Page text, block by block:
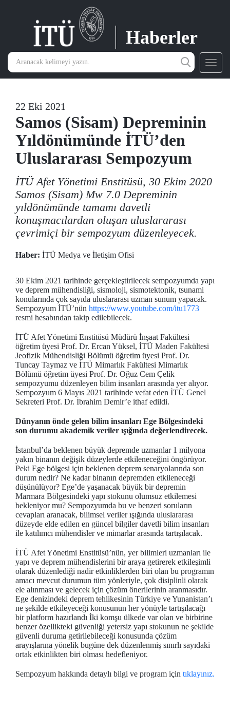
Haberler
22 Eki 2021
Samos (Sisam) Depreminin
Yıldönümünde İTÜ’den
Uluslararası Sempozyum
İTÜ Afet Yönetimi Enstitüsü, 30 Ekim 2020
Samos (Sisam) Mw 7.0 Depreminin
yıldönümünde tamamı davetli
konuşmacılardan oluşan uluslararası
çevrimiçi bir sempozyum düzenleyecek.
Haber: İTÜ Medya ve İletişim Ofisi
30 Ekim 2021 tarihinde gerçekleştirilecek sempozyumda yapı
ve deprem mühendisliği, sismoloji, sismotektonik, tsunami
konularında çok sayıda uluslararası uzman sunum yapacak.
Sempozyum İTÜ’nün https://www.youtube.com/itu1773
resmi hesabından takip edilebilecek.
İTÜ Afet Yönetimi Enstitüsü Müdürü İnşaat Fakültesi
öğretim üyesi Prof. Dr. Ercan Yüksel, İTÜ Maden Fakültesi
Jeofizik Mühendisliği Bölümü öğretim üyesi Prof. Dr.
Tuncay Taymaz ve İTÜ Mimarlık Fakültesi Mimarlık
Bölümü öğretim üyesi Prof. Dr. Oğuz Cem Çelik
sempozyumu düzenleyen bilim insanları arasında yer alıyor.
Sempozyum 6 Mayıs 2021 tarihinde vefat eden İTÜ Genel
Sekreteri Prof. Dr. İbrahim Demir’e ithaf edildi.
Dünyanın önde gelen bilim insanları Ege Bölgesindeki
son durumu akademik veriler ışığında değerlendirecek.
İstanbul’da beklenen büyük depremde uzmanlar 1 milyona
yakın binanın değişik düzeylerde etkileneceğini öngörüyor.
Peki Ege bölgesi için beklenen deprem senaryolarında son
durum nedir? Ne kadar binanın depremden etkileneceği
düşünülüyor? Ege’de yaşanacak büyük bir depremin
Marmara Bölgesindeki yapı stokunu olumsuz etkilemesi
bekleniyor mu? Sempozyumda bu ve benzeri soruların
cevapları aranacak, bilimsel veriler ışığında uluslararası
düzeyde elde edilen en güncel bilgiler davetli bilim insanları
ile katılımcı mühendisler ve mimarlar arasında tartışılacak.
İTÜ Afet Yönetimi Enstitüsü’nün, yer bilimleri uzmanları ile
yapı ve deprem mühendislerini bir araya getirerek etkileşimli
olarak düzenlediği nadir etkinliklerden biri olan bu programın
amacı mevcut durumun tüm yönleriyle, çok disiplinli olarak
ele alınması ve gelecek için çözüm önerilerinin aranmasıdır.
Ege denizindeki deprem tehlikesinin Türkiye ve Yunanistan’ı
ne şekilde etkileyeceği konusunun her yönüyle tartışılacağı
bir platform hazırlandı İki komşu ülkede var olan ve birbirine
benzer özellikteki güvenliği yetersiz yapı stokunun ne şekilde
güvenli duruma getirilebileceği konusunda çözüm
arayışlarına yönelik bugüne dek düzenlenmiş sınırlı sayıdaki
ortak etkinlikten biri olması hedefleniyor.
Sempozyum hakkında detaylı bilgi ve program için tıklayınız.